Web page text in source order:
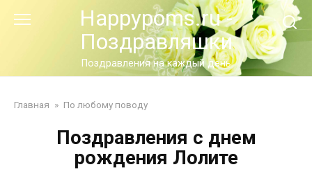
Happypoms.ru -
Поздравляшки
Поздравления на каждый день
Главная » По любому поводу
Поздравления с днем
рождения Лолите